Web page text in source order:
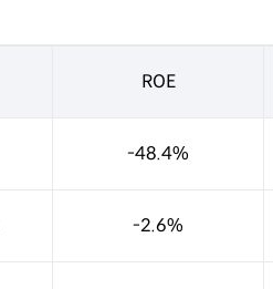
ROE
-48.4%
-2.6%